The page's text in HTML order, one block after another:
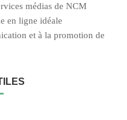
médias de NCM
en ligne idéale
et à la promotion de